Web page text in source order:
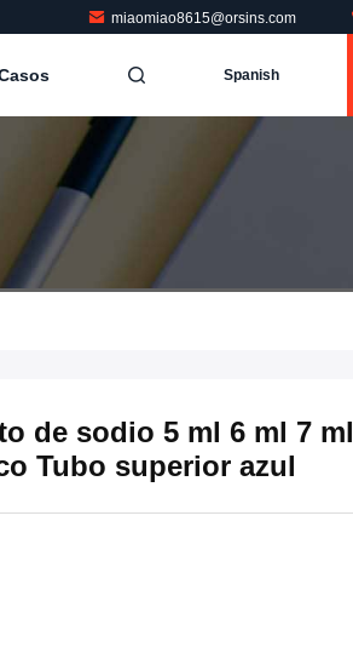
miaomiao8615@orsins.com
Spanish
de sodio 5 ml 6 ml 7 ml
Tubo superior azul